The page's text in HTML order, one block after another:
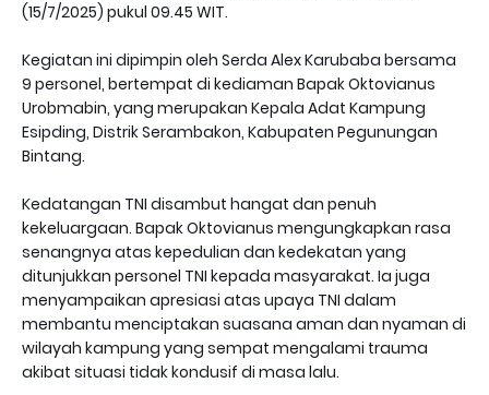
(15/7/2025) pukul 09.45 WIT.
Kegiatan ini dipimpin oleh Serda Alex Karubaba bersama
9 personel, bertempat di kediaman Bapak Oktovianus
Urobmabin, yang merupakan Kepala Adat Kampung
Esipding, Distrik Serambakon, Kabupaten Pegunungan
Bintang.
Kedatangan TNI disambut hangat dan penuh
kekeluargaan. Bapak Oktovianus mengungkapkan rasa
senangnya atas kepedulian dan kedekatan yang
ditunjukkan personel TNI kepada masyarakat. Ia juga
menyampaikan apresiasi atas upaya TNI dalam
membantu menciptakan suasana aman dan nyaman di
wilayah kampung yang sempat mengalami trauma
akibat situasi tidak kondusif di masa lalu.